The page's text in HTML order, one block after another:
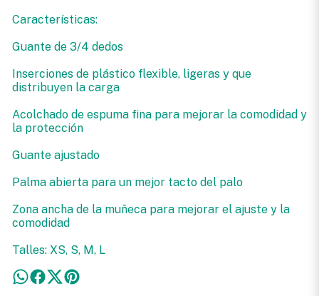
Características:
Guante de 3/4 dedos
Inserciones de plástico flexible, ligeras y que
distribuyen la carga
Acolchado de espuma fina para mejorar la comodidad y
la protección
Guante ajustado
Palma abierta para un mejor tacto del palo
Zona ancha de la muñeca para mejorar el ajuste y la
comodidad
Talles: XS, S, M, L